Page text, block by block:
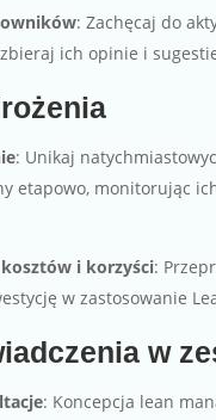
: Zachęcaj do
ich opinie i
: Unikaj
etapowo, monitorując
kosztów i korzyści:
w zastosowanie
w
: Koncepcja lean